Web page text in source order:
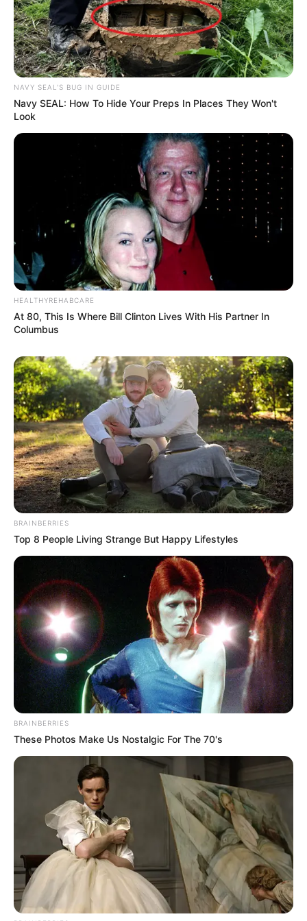
Pelanggan Ini Bikin Auto
Merinding
Bikin Ngakak, 10 Potret
Cosplay Murah Pakai Bahan
Seadanya
Anti Mainstream, 10 Cara
Membawa Barang Belanjaan
Versi Warga Thailand
Langka Banget! 10 Pose Lucu
Katak yang Bikin Ketawa
Gemes
NAVY SEAL'S BUG IN GUIDE
Navy SEAL: How To Hide Your Preps In Places They Won't
Look
HEALTHYREHABCARE
At 80, This Is Where Bill Clinton Lives With His Partner In
Columbus
BRAINBERRIES
Top 8 People Living Strange But Happy Lifestyles
BRAINBERRIES
These Photos Make Us Nostalgic For The 70's